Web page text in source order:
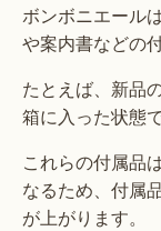
ボンボニエール
や案内書などの
たとえば、新品
箱に入った状態
これらの付属品
なるため、付属
が上がります。